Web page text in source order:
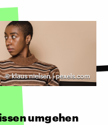
©klaus nielsen | pexels.com
umgehen